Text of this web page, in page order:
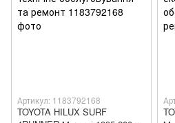
Артикул: 1183792168
TOYOTA HILUX SURF